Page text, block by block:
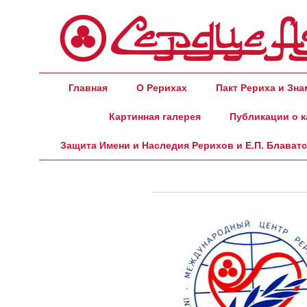
Главная О Рерихах Пакт Рериха и
Картинная галерея Публикации о
Защита Имени и Наследия Рерихов и Е.П.